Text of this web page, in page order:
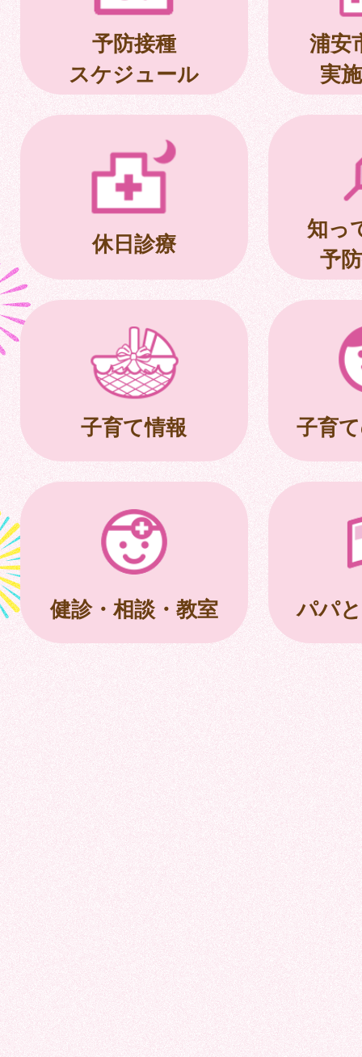
予防接種
スケジュール
浦安
実
休日診療
知っ
予
子育て情報 子育
健診・相談・教室 パパ